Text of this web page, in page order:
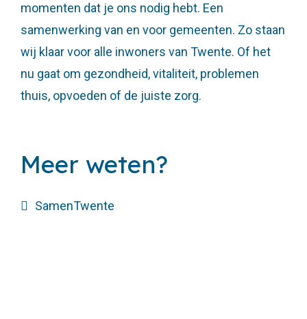
Situaties
momenten dat je ons nodig hebt. Een
samenwerking van en voor gemeenten. Zo staan
wij klaar voor alle inwoners van Twente. Of het
nu gaat om gezondheid, vitaliteit, problemen
thuis, opvoeden of de juiste zorg.
Meer weten?
SamenTwente